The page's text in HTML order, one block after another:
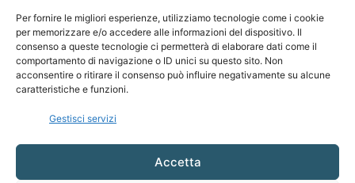
Per fornire le migliori esperienze, utilizziamo tecnologie come i cookie
per memorizzare e/o accedere alle informazioni del dispositivo. Il
consenso a queste tecnologie ci permetterà di elaborare dati come il
comportamento di navigazione o ID unici su questo sito. Non
acconsentire o ritirare il consenso può influire negativamente su alcune
caratteristiche e funzioni.
Gestisci servizi
Accetta